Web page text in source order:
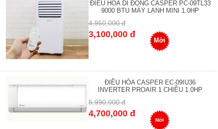
ĐIỀU HÒA DI ĐỘNG CASPER PC-09TL33
9000 BTU MÁY LẠNH MINI 1.0HP
4,950,000 đ
3,100,000 đ
Mới
ĐIỀU HÒA CASPER EC-09IU36
INVERTER PROAIR 1 CHIỀU 1.0HP
5,990,000 đ
4,700,000 đ
Mới